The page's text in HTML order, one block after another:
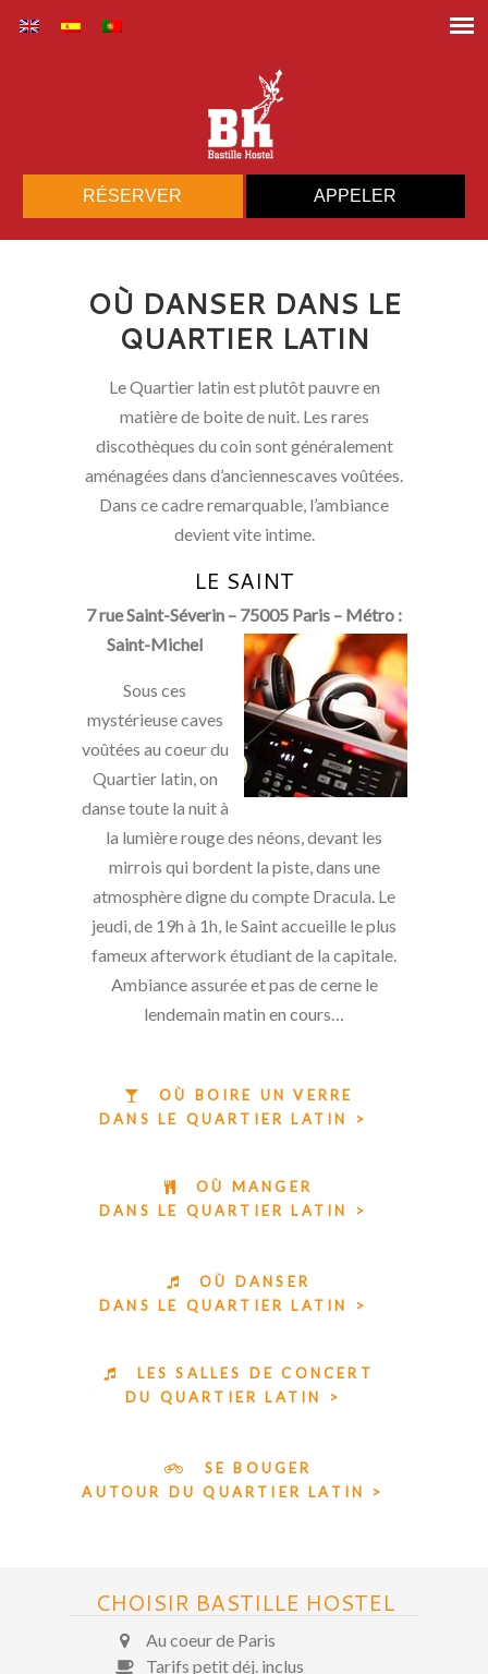
RÉSERVER APPELER
OÙ DANSER DANS LE
QUARTIER LATIN
Le Quartier latin est plutôt pauvre en
matière de boite de nuit. Les rares
discothèques du coin sont généralement
aménagées dans d’anciennescaves voûtées.
Dans ce cadre remarquable, l’ambiance
devient vite intime.
LE SAINT
7 rue Saint-Séverin – 75005 Paris – Métro :
Saint-Michel
Sous ces
mystérieuse caves
voûtées au coeur du
Quartier latin, on
danse toute la nuit à
la lumière rouge des néons, devant les
mirrois qui bordent la piste, dans une
atmosphère digne du compte Dracula. Le
jeudi, de 19h à 1h, le Saint accueille le plus
fameux afterwork étudiant de la capitale.
Ambiance assurée et pas de cerne le
lendemain matin en cours…
OÙ BOIRE UN VERRE
DANS LE QUARTIER LATIN >
OÙ MANGER
DANS LE QUARTIER LATIN >
OÙ DANSER
DANS LE QUARTIER LATIN >
LES SALLES DE CONCERT
DU QUARTIER LATIN >
SE BOUGER
AUTOUR DU QUARTIER LATIN >
CHOISIR BASTILLE HOSTEL
Au coeur de Paris
Tarifs petit déj. inclus